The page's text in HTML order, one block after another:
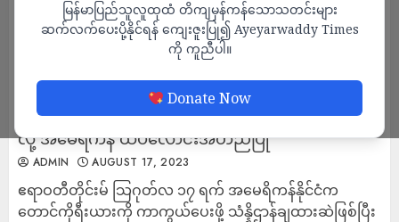
မြန်မာပြည်သူလူထုထံ တိကျမှန်ကန်သောသတင်းများ
ဆက်လက်ပေးပို့နိုင်ရန် ကျေးဇူးပြု၍ Ayeyarwaddy Times
ကို ကူညီပါ။
Donate Now
တောင်ကိုရီးယားကို ကာကွယ်ပေးဖို့ သံန္နိဌာန်ချထားဆဲ
လို့ အမေရိကန် ထပ်လောင်းအတည်ပြု
ADMIN AUGUST 17, 2023
ဧရာဝတီတိုင်းမ် သြဂုတ်လ ၁၇ ရက် အမေရိကန်နိုင်ငံက
တောင်ကိုရီးယားကို ကာကွယ်ပေးဖို့ သံန္နိဌာန်ချထားဆဲဖြစ်ပြီး